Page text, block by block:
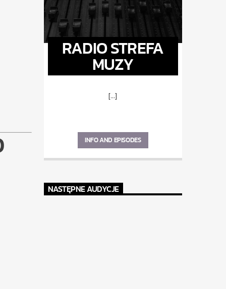
RADIO STREFA
MUZY
[...]
INFO AND EPISODES
NASTĘPNE AUDYCJE